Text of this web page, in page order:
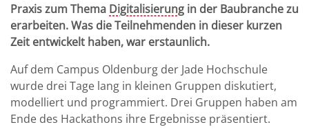
Praxis zum Thema Digitalisierung in der Baubranche zu
erarbeiten. Was die Teilnehmenden in dieser kurzen
Zeit entwickelt haben, war erstaunlich.
Auf dem Campus Oldenburg der Jade Hochschule
wurde drei Tage lang in kleinen Gruppen diskutiert,
modelliert und programmiert. Drei Gruppen haben am
Ende des Hackathons ihre Ergebnisse präsentiert.